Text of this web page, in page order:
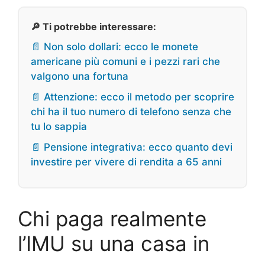
🔎 Ti potrebbe interessare:
📄 Non solo dollari: ecco le monete
americane più comuni e i pezzi rari che
valgono una fortuna
📄 Attenzione: ecco il metodo per scoprire
chi ha il tuo numero di telefono senza che
tu lo sappia
📄 Pensione integrativa: ecco quanto devi
investire per vivere di rendita a 65 anni
Chi paga realmente
l’IMU su una casa in